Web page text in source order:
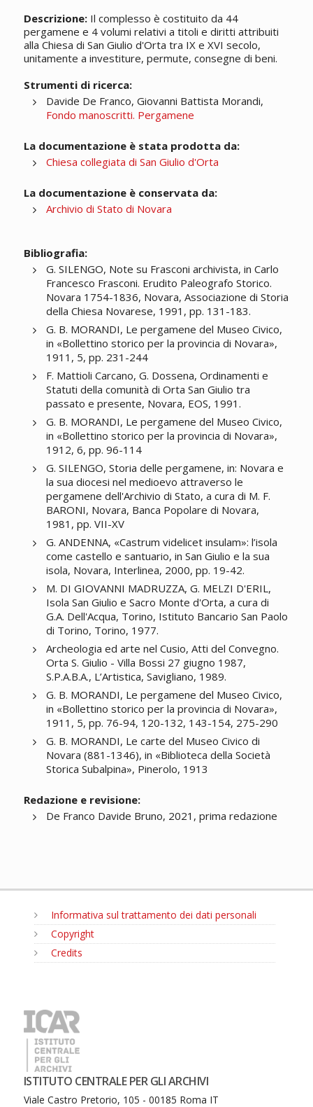
Descrizione:Il complesso è costituito da 44
pergamene e 4 volumi relativi a titoli e diritti attribuiti
alla Chiesa di San Giulio d'Orta tra IX e XVI secolo,
unitamente a investiture, permute, consegne di beni.
Strumenti di ricerca:
Davide De Franco, Giovanni Battista Morandi,
Fondo manoscritti. Pergamene
La documentazione è stata prodotta da:
Chiesa collegiata di San Giulio d'Orta
La documentazione è conservata da:
Archivio di Stato di Novara
Bibliografia:
G. SILENGO, Note su Frasconi archivista, in Carlo
Francesco Frasconi. Erudito Paleografo Storico.
Novara 1754-1836, Novara, Associazione di Storia
della Chiesa Novarese, 1991, pp. 131-183.
G. B. MORANDI, Le pergamene del Museo Civico,
in «Bollettino storico per la provincia di Novara»,
1911, 5, pp. 231-244
F. Mattioli Carcano, G. Dossena, Ordinamenti e
Statuti della comunità di Orta San Giulio tra
passato e presente, Novara, EOS, 1991.
G. B. MORANDI, Le pergamene del Museo Civico,
in «Bollettino storico per la provincia di Novara»,
1912, 6, pp. 96-114
G. SILENGO, Storia delle pergamene, in: Novara e
la sua diocesi nel medioevo attraverso le
pergamene dell'Archivio di Stato, a cura di M. F.
BARONI, Novara, Banca Popolare di Novara,
1981, pp. VII-XV
G. ANDENNA, «Castrum videlicet insulam»: l’isola
come castello e santuario, in San Giulio e la sua
isola, Novara, Interlinea, 2000, pp. 19-42.
M. DI GIOVANNI MADRUZZA, G. MELZI D'ERIL,
Isola San Giulio e Sacro Monte d'Orta, a cura di
G.A. Dell'Acqua, Torino, Istituto Bancario San Paolo
di Torino, Torino, 1977.
Archeologia ed arte nel Cusio, Atti del Convegno.
Orta S. Giulio - Villa Bossi 27 giugno 1987,
S.P.A.B.A., L’Artistica, Savigliano, 1989.
G. B. MORANDI, Le pergamene del Museo Civico,
in «Bollettino storico per la provincia di Novara»,
1911, 5, pp. 76-94, 120-132, 143-154, 275-290
G. B. MORANDI, Le carte del Museo Civico di
Novara (881-1346), in «Biblioteca della Società
Storica Subalpina», Pinerolo, 1913
Redazione e revisione:
De Franco Davide Bruno, 2021, prima redazione
Informativa sul trattamento dei dati personali
Copyright
Credits
ISTITUTO CENTRALE PER GLI ARCHIVI
Viale Castro Pretorio, 105 - 00185 Roma IT